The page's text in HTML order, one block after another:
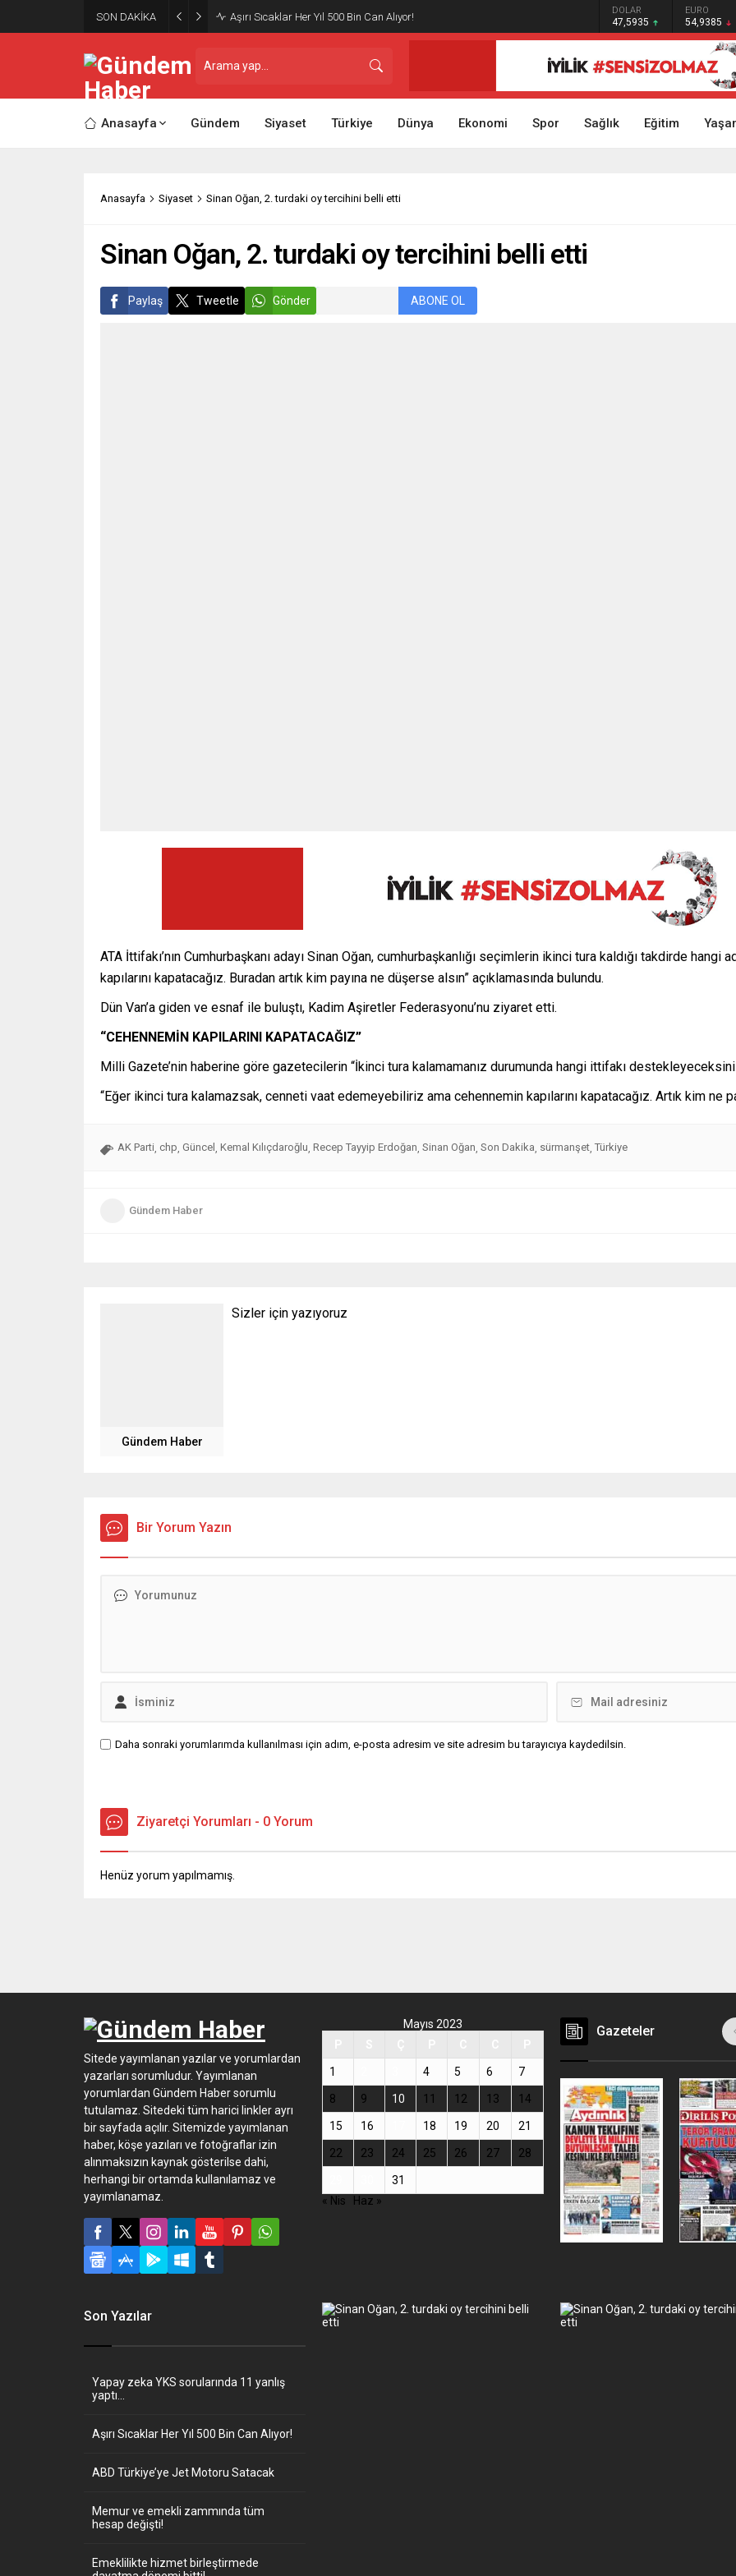
SON DAKİKA Aşırı Sıcaklar Her Yıl 500 Bin Can Alıyor! DOLAR
47,5935
EURO
54,9385
Anasayfa Gündem Siyaset Türkiye Dünya Ekonomi Spor Sağlık Eğitim
Anasayfa Siyaset Sinan Oğan, 2. turdaki oy tercihini belli etti
Sinan Oğan, 2. turdaki oy tercihini belli etti
Paylaş Tweetle Gönder ABONE OL
ATA İttifakı’nın Cumhurbaşkanı adayı Sinan Oğan, cumhurbaşkanlığı seçimlerin ikinci tura kaldığı takdirde
kapılarını kapatacağız. Buradan artık kim payına ne düşerse alsın” açıklamasında bulundu.
Dün Van’a giden ve esnaf ile buluştı, Kadim Aşiretler Federasyonu’nu ziyaret etti.
“CEHENNEMİN KAPILARINI KAPATACAĞIZ”
Milli Gazete’nin haberine göre gazetecilerin “İkinci tura kalamamanız durumunda hangi ittifakı
“Eğer ikinci tura kalamazsak, cenneti vaat edemeyebiliriz ama cehennemin kapılarını kapatacağız. Artık kim ne
AK Parti chp Güncel Kemal Kılıçdaroğlu Recep Tayyip Erdoğan Sinan Oğan Son Dakika sürmanşet Türkiye
Gündem Haber
Gündem Haber
Sizler için yazıyoruz
Bir Yorum Yazın
Daha sonraki yorumlarımda kullanılması için adım, e-posta adresim ve site adresim bu tarayıcıya kaydedilsin.
Ziyaretçi Yorumları - 0 Yorum
Henüz yorum yapılmamış.
Sitede yayımlanan yazılar ve yorumlardan
yazarları sorumludur. Yayımlanan
yorumlardan Gündem Haber sorumlu
tutulamaz. Sitedeki tüm harici linkler ayrı
bir sayfada açılır. Sitemizde yayımlanan
haber, köşe yazıları ve fotoğraflar izin
alınmaksızın kaynak gösterilse dahi,
herhangi bir ortamda kullanılamaz ve
yayımlanamaz.
Mayıs 2023
1 4 5 6 7
8 9 10 11 12 13 14
15 16 18 19 20 21
22 23 24 25 26 27 28
31
« Nis
Haz »
Gazeteler
Son Yazılar
Yapay zeka YKS sorularında 11 yanlış
yaptı…
Aşırı Sıcaklar Her Yıl 500 Bin Can Alıyor!
ABD Türkiye’ye Jet Motoru Satacak
Memur ve emekli zammında tüm
hesap değişti!
Emeklilikte hizmet birleştirmede